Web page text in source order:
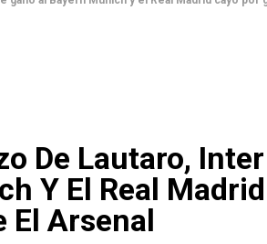
De Lautaro,
Y El Real
El Arsenal